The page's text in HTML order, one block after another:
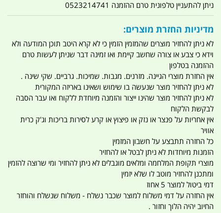
ניתן להתעניין טלפונית טרם ההזמנה 0523214741
מדיניות החזרת מוצרים:
לא ניתן להחזיר מוצרים שהמזמין הזמין כי לא קרא היטב תוכן המודעה ולא
וידא כי צבע או צורה שחשב קיימת ואו זמינה דבר שניתן לעשות טרם
ההזמנה בטלפון
אין החזרת מוצרי הגיינה. מזרנים. מגבות. שמיכות. גרביים. שקי שינה .
לא ניתן להחזיר מוצר שנעשה בו שימוש ושאינו באריזה המקורית
לא ניתן להחזיר מוצר שהינו ייצור והזמנה מיוחדת ללקוח ואו עבר הסבה
לבקשת הלקוח
אין אחריות על פנצר או נזק או פיצוץ או קרע לסירות בריכות וג'ק כרית
אוויר
כל החזרה תתבצע על חשבון המזמין
הזמנות מיוחדות לא ניתן לבטל או להחזיר
מוצרי תקופת המלחמה ומלאים מוגבלים לא ניתן להחזיר ומי שרוצה להזמין
ומתכנן להחזיר מוטב לו שלא יזמין
דמי ביטול למוצר 5 אחוז
אין החזרה על דמי משלוח למוצר שכבר נשלח - משלוח שנשלח והוחזר
החיוב יהיה הלוך וחזור .